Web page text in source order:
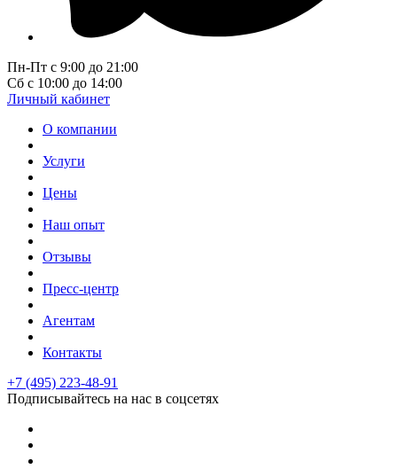
Пн-Пт с 9:00 до 21:00
Сб с 10:00 до 14:00
Личный кабинет
О компании
Услуги
Цены
Наш опыт
Отзывы
Пресс-центр
Агентам
Контакты
+7 (495) 223-48-91
Подписывайтесь на нас в соцсетях